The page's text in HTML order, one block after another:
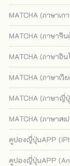
MATCHA (ภาษาเก
MATCHA (ภาษาจี
MATCHA (ภาษาอิน
MATCHA (ภาษาเวี
MATCHA (ภาษาญี่
MATCHA (ภาษาสเ
คูปองญี่ปุ่นAPP
คูปองญี่ปุ่นAPP